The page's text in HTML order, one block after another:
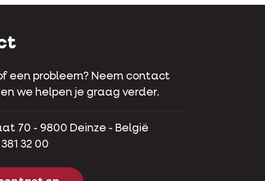
een probleem? Neem contact
we helpen je graag verder.
70 - 9800 Deinze - België
32 00